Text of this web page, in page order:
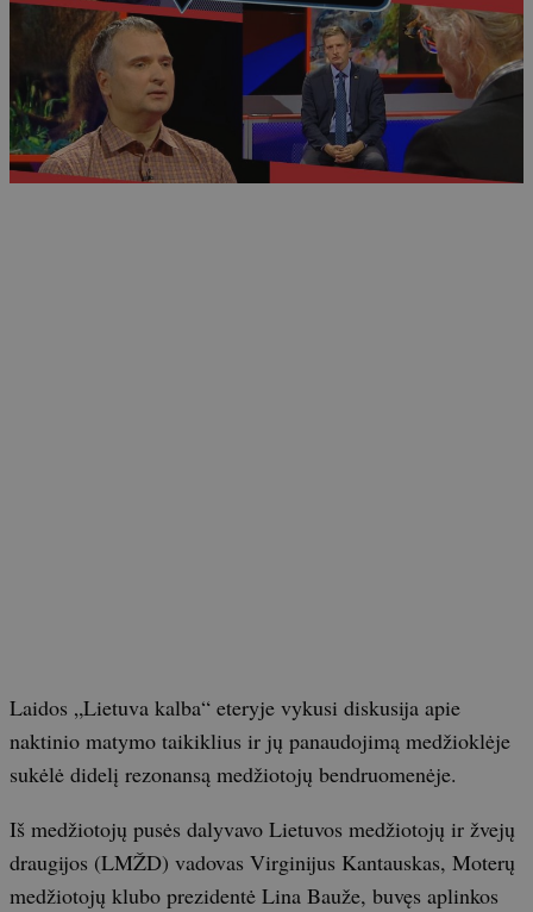
Laidos „Lietuva kalba“ eteryje vykusi diskusija apie
naktinio matymo taikiklius ir jų panaudojimą medžioklėje
sukėlė didelį rezonansą medžiotojų bendruomenėje.
Iš medžiotojų pusės dalyvavo Lietuvos medžiotojų ir žvejų
draugijos (LMŽD) vadovas Virginijus Kantauskas, Moterų
medžiotojų klubo prezidentė Lina Bauže, buvęs aplinkos